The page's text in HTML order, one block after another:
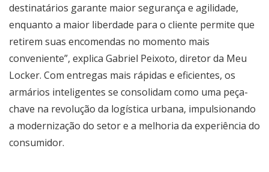
destinatários garante maior segurança e agilidade,
enquanto a maior liberdade para o cliente permite que
retirem suas encomendas no momento mais
conveniente”, explica Gabriel Peixoto, diretor da Meu
Locker. Com entregas mais rápidas e eficientes, os
armários inteligentes se consolidam como uma peça-
chave na revolução da logística urbana, impulsionando
a modernização do setor e a melhoria da experiência do
consumidor.